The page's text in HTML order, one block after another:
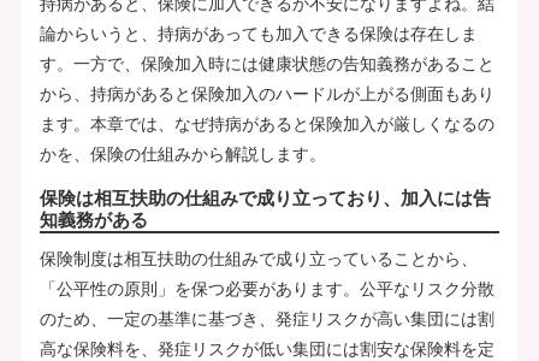
論からいうと、持病があっても加入できる保険は存在しま
す。一方で、保険加入時には健康状態の告知義務があること
から、持病があると保険加入のハードルが上がる側面もあり
ます。本章では、なぜ持病があると保険加入が厳しくなるの
かを、保険の仕組みから解説します。
保険は相互扶助の仕組みで成り立っており、加入には告
知義務がある
保険制度は相互扶助の仕組みで成り立っていることから、
「公平性の原則」を保つ必要があります。公平なリスク分散
のため、一定の基準に基づき、発症リスクが高い集団には割
高な保険料を、発症リスクが低い集団には割安な保険料を定